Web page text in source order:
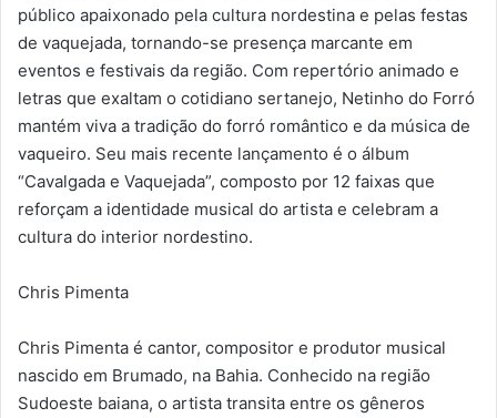
público apaixonado pela cultura nordestina e pelas festas
de vaquejada, tornando-se presença marcante em
eventos e festivais da região. Com repertório animado e
letras que exaltam o cotidiano sertanejo, Netinho do Forró
mantém viva a tradição do forró romântico e da música de
vaqueiro. Seu mais recente lançamento é o álbum
“Cavalgada e Vaquejada”, composto por 12 faixas que
reforçam a identidade musical do artista e celebram a
cultura do interior nordestino.
Chris Pimenta
Chris Pimenta é cantor, compositor e produtor musical
nascido em Brumado, na Bahia. Conhecido na região
Sudoeste baiana, o artista transita entre os gêneros